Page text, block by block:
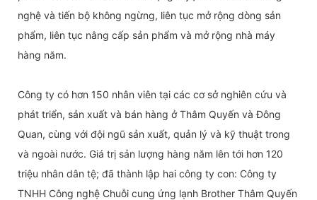
nghệ và tiến bộ không ngừng, liên tục mở rộng dòng sản
phẩm, liên tục nâng cấp sản phẩm và mở rộng nhà máy
hàng năm.
Công ty có hơn 150 nhân viên tại các cơ sở nghiên cứu và
phát triển, sản xuất và bán hàng ở Thâm Quyến và Đông
Quan, cùng với đội ngũ sản xuất, quản lý và kỹ thuật trong
và ngoài nước. Giá trị sản lượng hàng năm lên tới hơn 120
triệu nhân dân tệ; đã thành lập hai công ty con: Công ty
TNHH Công nghệ Chuỗi cung ứng lạnh Brother Thâm Quyến